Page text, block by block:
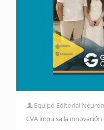
Equipo Editorial
CVA impulsa la